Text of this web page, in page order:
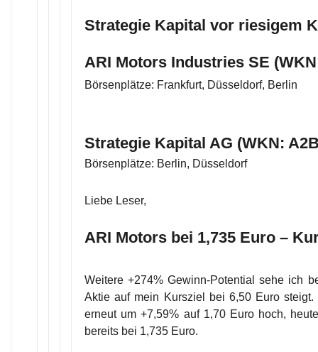
Strategie Kapital vor riesigem
ARI Motors Industries SE
Börsenplätze: Frankfurt, Düsseldorf, Berlin
Strategie Kapital AG (WKN:
Börsenplätze: Berlin, Düsseldorf
Liebe Leser,
ARI Motors bei 1,735 Euro –
Weitere +274% Gewinn-Potential sehe ich
Aktie auf mein Kursziel bei 6,50 Euro
erneut um +7,59% auf 1,70 Euro hoch,
bereits bei 1,735 Euro.